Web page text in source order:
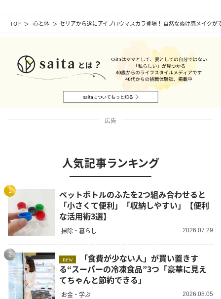
TOP 心と体 セリアから遂にアイブロウマスカラ登場！ 自然なぬけ感メイク
広告
人気記事ランキング
1
ペットボトルのふたを2つ組み合わせると
「小さくて便利」「収納しやすい」【便利
な活用術3選】
掃除・暮らし 2026.07.29
2
new
る“スーパーの冷凍食品”3つ「豪華に見え
てちゃんと節約できる」
お金・学ぶ 2026.08.05